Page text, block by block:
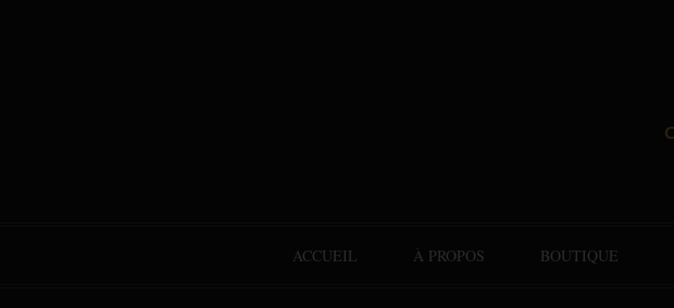
ACCUEIL À PROPOS BOUTIQUE